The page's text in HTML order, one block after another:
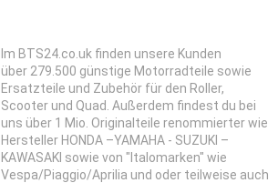
Im BTS24.co.uk finden unsere Kunden
über 279.500 günstige Motorradteile sowie
Ersatzteile und Zubehör für den Roller,
Scooter und Quad. Außerdem findest du bei
uns über 1 Mio. Originalteile renommierter wie
Hersteller HONDA –YAMAHA - SUZUKI –
KAWASAKI sowie von "Italomarken" wie
Vespa/Piaggio/Aprilia und oder teilweise auch